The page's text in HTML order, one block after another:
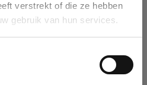
verstrekt of die ze hebben
gebruik van hun services.
database by name, VAT or
is selected it will auto-complete the
in our database, you can create